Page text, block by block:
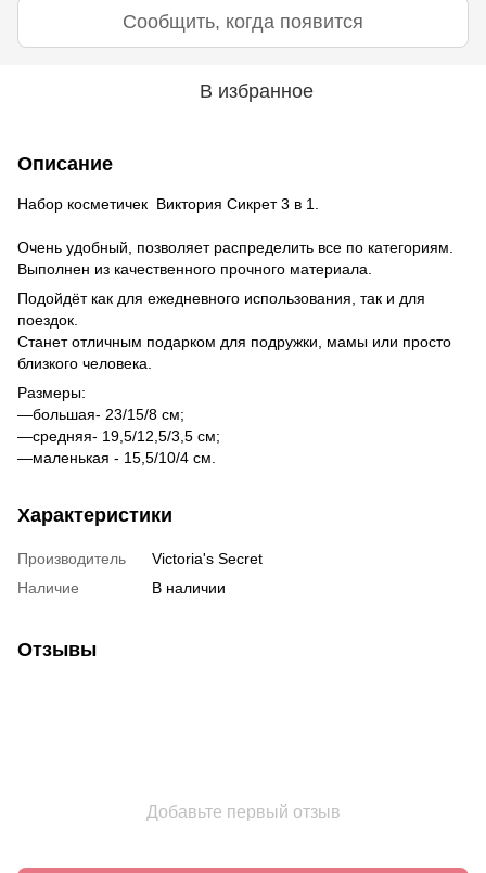
Сообщить, когда появится
В избранное
Описание
Набор косметичек Виктория Сикрет 3 в 1.
Очень удобный, позволяет распределить все по категориям.
Выполнен из качественного прочного материала.
Подойдёт как для ежедневного использования, так и для
поездок.
Станет отличным подарком для подружки, мамы или просто
близкого человека.
Размеры:
—большая- 23/15/8 см;
—средняя- 19,5/12,5/3,5 см;
—маленькая - 15,5/10/4 см.
Характеристики
Производитель
Victoria's Secret
Наличие
В наличии
Отзывы
Добавьте первый отзыв